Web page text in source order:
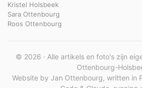
Kristel Holsbeek
Sara Ottenbourg
Roos Ottenbourg
© 2026 · Alle artikels en foto's zijn
Ottenbourg-
Website by Jan Ottenbourg, written in